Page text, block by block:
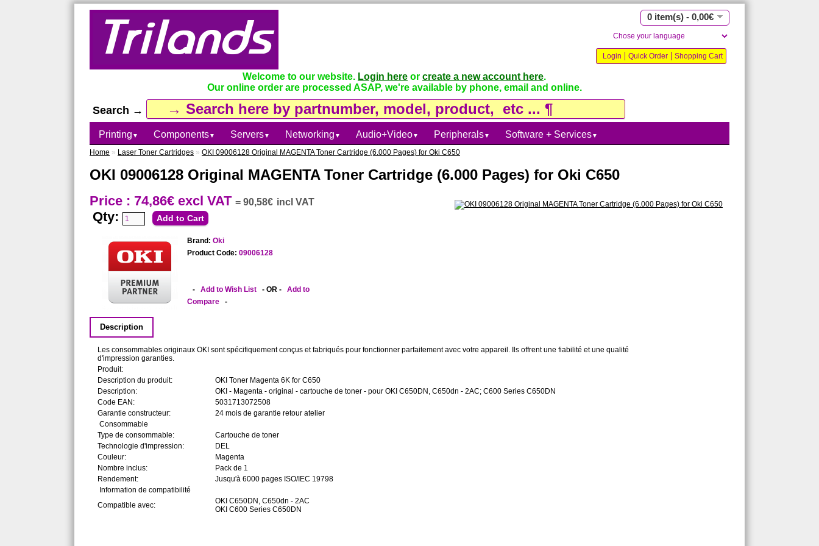
0 item(s) - 0,00€
Login Quick Order Shopping Cart
Welcome to our website. Login here or create a new account here.
Our online order are processed ASAP, we're available by phone, email and online.
Search →
Printing ▼ Components▼ Servers▼ Networking ▼ Audio+Video▼ Peripherals▼ Software + Services▼
Home » Laser Toner Cartridges » OKI 09006128 Original MAGENTA Toner Cartridge (6.000 Pages) for Oki C650
OKI 09006128 Original MAGENTA Toner Cartridge (6.000 Pages) for Oki C650
Price : 74,86€ excl VAT = 90,58€ incl VAT
Qty:
Brand: Oki
Product Code: 09006128
- Add to Wish List - OR - Add to
Compare -
Description
Les consommables originaux OKI sont spécifiquement conçus et fabriqués pour fonctionner parfaitement avec votre appareil. Ils offrent une fiabilité et une qualité
d'impression garanties.
Produit:
Description du produit:
OKI Toner Magenta 6K for C650
Description:
OKI - Magenta - original - cartouche de toner - pour OKI C650DN, C650dn - 2AC; C600 Series C650DN
Code EAN:
5031713072508
Garantie constructeur:
24 mois de garantie retour atelier
Consommable
Type de consommable:
Cartouche de toner
Technologie d'impression:
DEL
Couleur:
Magenta
Nombre inclus:
Pack de 1
Rendement:
Jusqu'à 6000 pages ISO/IEC 19798
Information de compatibilité
Compatible avec:
OKI C650DN, C650dn - 2AC
OKI C600 Series C650DN